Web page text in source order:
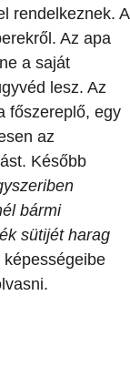
rendelkeznek. A
Az apa
a saját
lesz. Az
főszereplő, egy
az
Később
bármi
sütijét harag
képességeibe